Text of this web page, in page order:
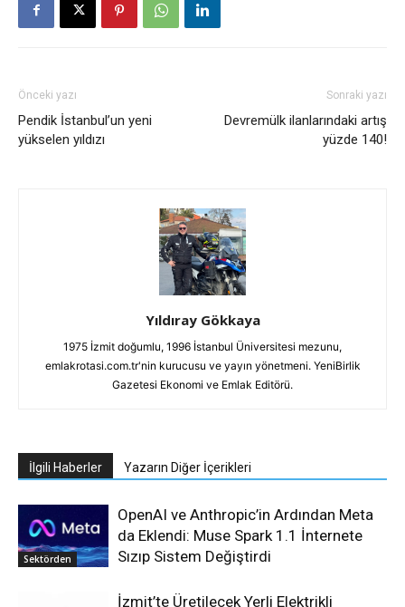
Önceki yazı
Pendik İstanbul’un yeni
yükselen yıldızı
Sonraki yazı
Devremülk ilanlarındaki artış
yüzde 140!
Yıldıray Gökkaya
1975 İzmit doğumlu, 1996 İstanbul Üniversitesi mezunu,
emlakrotasi.com.tr'nin kurucusu ve yayın yönetmeni. YeniBirlik
Gazetesi Ekonomi ve Emlak Editörü.
İlgili Haberler Yazarın Diğer İçerikleri
Sektörden
OpenAI ve Anthropic’in Ardından Meta
da Eklendi: Muse Spark 1.1 İnternete
Sızıp Sistem Değiştirdi
İzmit’te Üretilecek Yerli Elektrikli